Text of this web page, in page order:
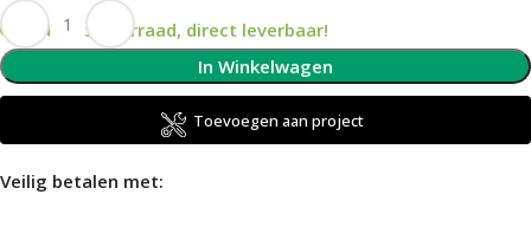
Op voorraad, direct leverbaar!
In Winkelwagen
Toevoegen aan project
Veilig betalen met: